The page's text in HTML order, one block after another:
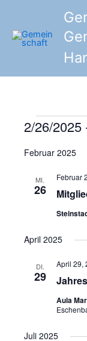
springen
Veranstaltungen
2/26/2025
wählen.
Februar 2025
MI.
26
Februar
April 2025
DI.
29
April 29,
Aula
Juli 2025